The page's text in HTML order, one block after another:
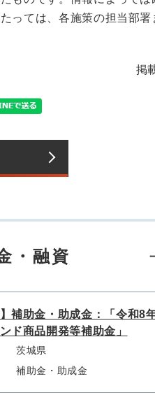
っては、各施策の担当部署
掲
・融資
】補助金・助成金：「令和8
ド商品開発等補助金」
茨城県
補助金・助成金